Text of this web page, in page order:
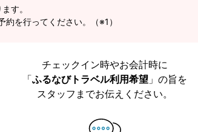
す。
約を行ってください。（※1）
チェックイン時やお会計時に
「ふるなびトラベル利用希望 」の旨を
スタッフまでお伝えください。